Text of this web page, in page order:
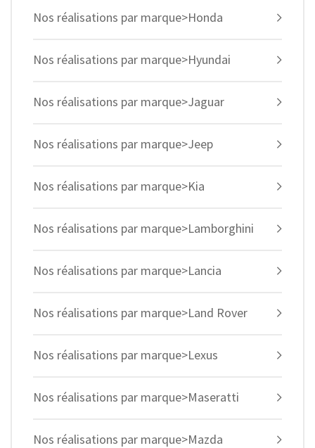
Nos réalisations par marque>Honda
Nos réalisations par marque>Hyundai
Nos réalisations par marque>Jaguar
Nos réalisations par marque>Jeep
Nos réalisations par marque>Kia
Nos réalisations par marque>Lamborghini
Nos réalisations par marque>Lancia
Nos réalisations par marque>Land Rover
Nos réalisations par marque>Lexus
Nos réalisations par marque>Maseratti
Nos réalisations par marque>Mazda